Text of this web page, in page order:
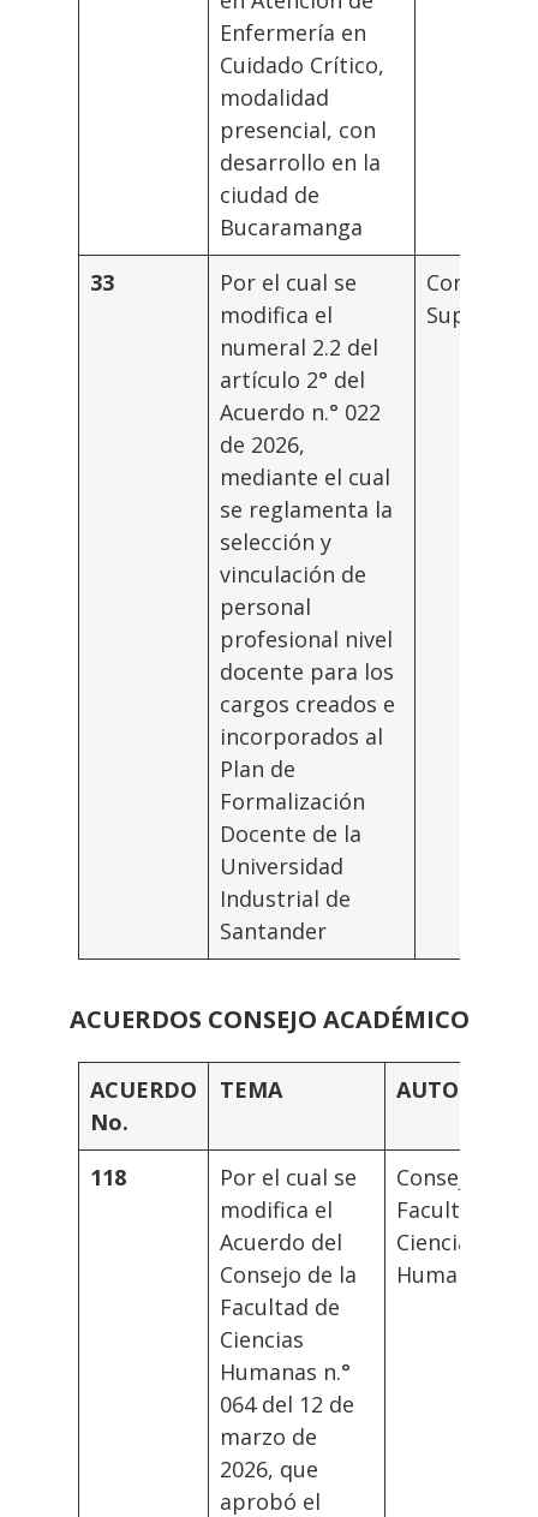
Enfermería en
Cuidado Crítico,
modalidad
presencial, con
desarrollo en la
ciudad de
Bucaramanga
33
Por el cual se
modifica el
numeral 2.2 del
artículo 2° del
Acuerdo n.° 022
de 2026,
mediante el cual
se reglamenta la
selección y
vinculación de
personal
profesional nivel
docente para los
cargos creados e
incorporados al
Plan de
Formalización
Docente de la
Universidad
Industrial de
Santander
Consejo
Superior
ACUERDOS CONSEJO ACADÉMICO
ACUERDO
No.
TEMA AUTORIDAD
118
Por el cual se
modifica el
Acuerdo del
Consejo de la
Facultad de
Ciencias
Humanas n.°
064 del 12 de
marzo de
2026, que
aprobó el
Consejo
Facultad
Ciencias
Humanas